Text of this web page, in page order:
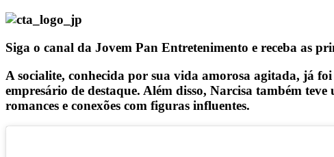
Siga o canal da Jovem Pan Entretenimento e receba as
A socialite, conhecida por sua vida amorosa agitada, já foi
empresário de destaque. Além disso, Narcisa também
romances e conexões com figuras influentes.